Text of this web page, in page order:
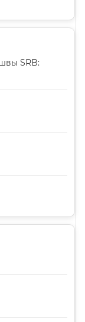
SRB: